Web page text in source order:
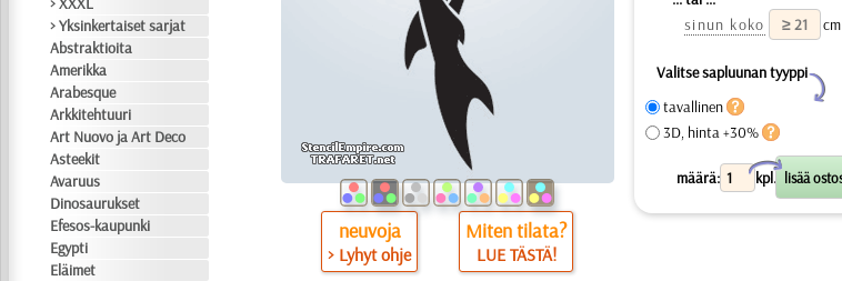
> Yksinkertaiset sarjat
Abstraktioita
Amerikka
Arabesque
Arkkitehtuuri
Art Nuovo ja Art Deco
Asteekit
Avaruus
Dinosaurukset
Efesos-kaupunki
Egypti
Eläimet
neuvoja
> Lyhyt ohje
Miten tilata?
LUE TÄSTÄ!
sinun koko
cm
Valitse sapluunan tyyppi
Y
tavallinen
3D, hinta +30%
määrä: kpl.
X